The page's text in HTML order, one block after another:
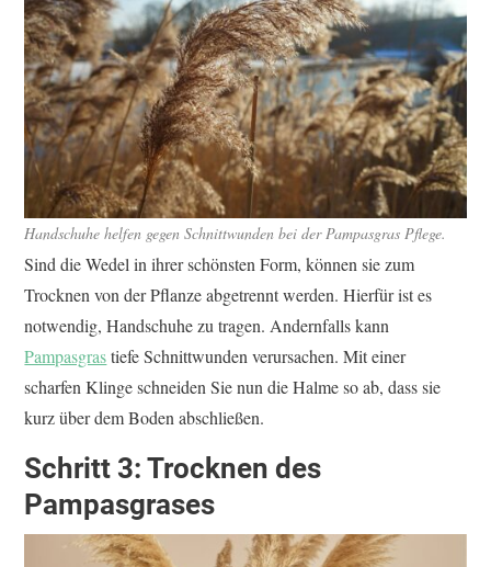
Handschuhe helfen gegen Schnittwunden bei der Pampasgras Pflege.
Sind die Wedel in ihrer schönsten Form, können sie zum
Trocknen von der Pflanze abgetrennt werden. Hierfür ist es
notwendig, Handschuhe zu tragen. Andernfalls kann
Pampasgrastiefe Schnittwunden verursachen. Mit einer
scharfen Klinge schneiden Sie nun die Halme so ab, dass sie
kurz über dem Boden abschließen.
Schritt 3: Trocknen des
Pampasgrases